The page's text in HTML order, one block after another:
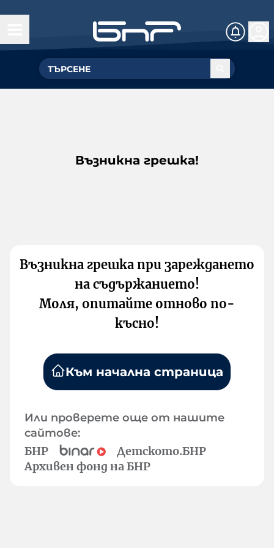
Възникна грешка!
Възникна грешка при зареждането
на съдържанието!
Моля, опитайте отново по-
късно!
Към начална страница
Или проверете още от нашите
сайтове:
БНР
Детското.БНР
Архивен фонд на БНР